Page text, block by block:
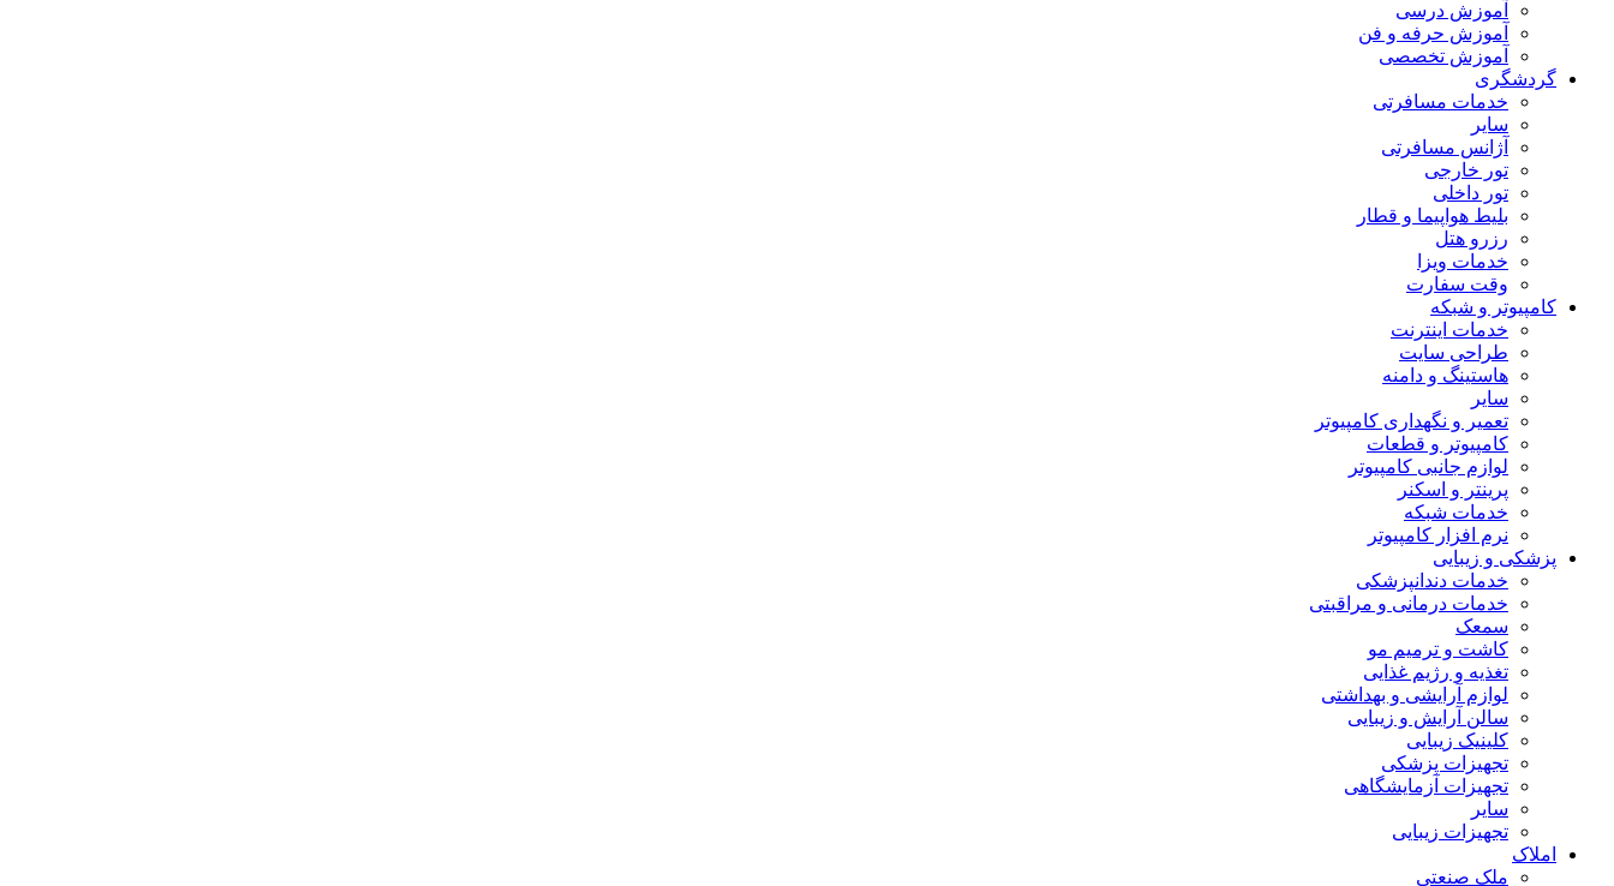
آموزش درسی
آموزش حرفه و فن
آموزش تخصصی
گردشگری
خدمات مسافرتی
سایر
آژانس مسافرتی
تور خارجی
تور داخلی
بلیط هواپیما و قطار
رزرو هتل
خدمات ویزا
وقت سفارت
کامپیوتر و شبکه
خدمات اینترنت
طراحی سایت
هاستینگ و دامنه
سایر
تعمیر و نگهداری کامپیوتر
کامپیوتر و قطعات
لوازم جانبی کامپیوتر
پرینتر و اسکنر
خدمات شبکه
نرم افزار کامپیوتر
پزشکی و زیبایی
خدمات دندانپزشکی
خدمات درمانی و مراقبتی
سمعک
کاشت و ترمیم مو
تغذیه و رژیم غذایی
لوازم آرایشی و بهداشتی
سالن آرایش و زیبایی
کلینیک زیبایی
تجهیزات پزشکی
تجهیزات آزمایشگاهی
سایر
تجهیزات زیبایی
املاک
ملک صنعتی